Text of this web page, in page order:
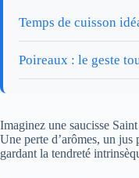
Temps de cuisson
Poireaux : le geste
Imaginez une saucisse
Une perte d’arômes, un
gardant la tendreté